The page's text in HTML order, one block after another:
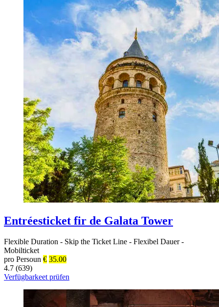
Entréesticket fir de Galata Tower
Flexible Duration - Skip the Ticket Line - Flexibel Dauer -
Mobilticket
pro Persoun € 35.00
4.7 (639)
Verfügbarkeet prüfen